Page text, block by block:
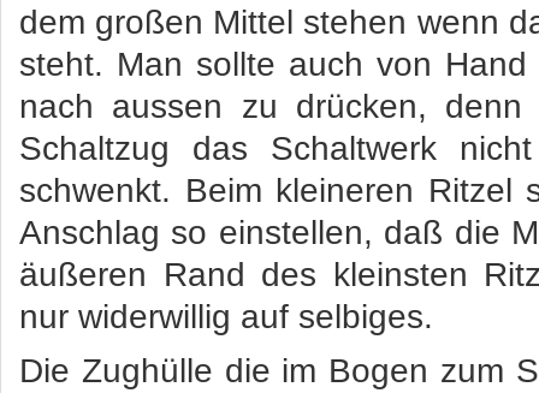
dem großen Mittel stehen wenn
steht. Man sollte auch von
nach aussen zu drücken,
Schaltzug das Schaltwerk
schwenkt. Beim kleineren Ritzel
Anschlag so einstellen, daß die
äußeren Rand des kleinsten
nur widerwillig auf selbiges.
Die Zughülle die im Bogen zum